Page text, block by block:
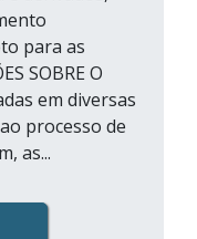
para as
SOBRE O
em diversas
processo de
as...